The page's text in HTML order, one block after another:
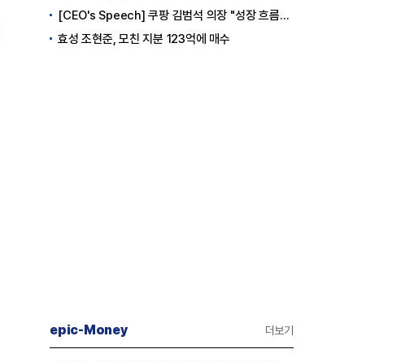
[CEO's Speech] 쿠팡 김범석 의장 "성장 흐름은 변하지 않았다"
효성 조현준, 모친 지분 123억에 매수
epic-Money 더보기